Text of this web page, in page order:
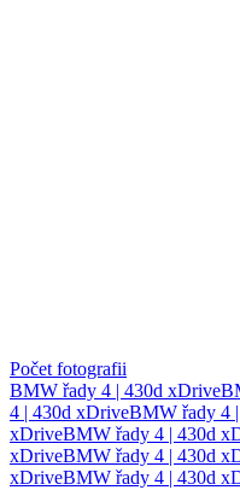
Počet fotografii
BMW řady 4 | 430d xDrive
4 | 430d xDriveBMW řady 4
xDriveBMW řady 4 | 430d
xDriveBMW řady 4 | 430d
xDriveBMW řady 4 | 430d